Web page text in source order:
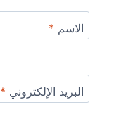
الاسم *
البريد الإلكتروني *